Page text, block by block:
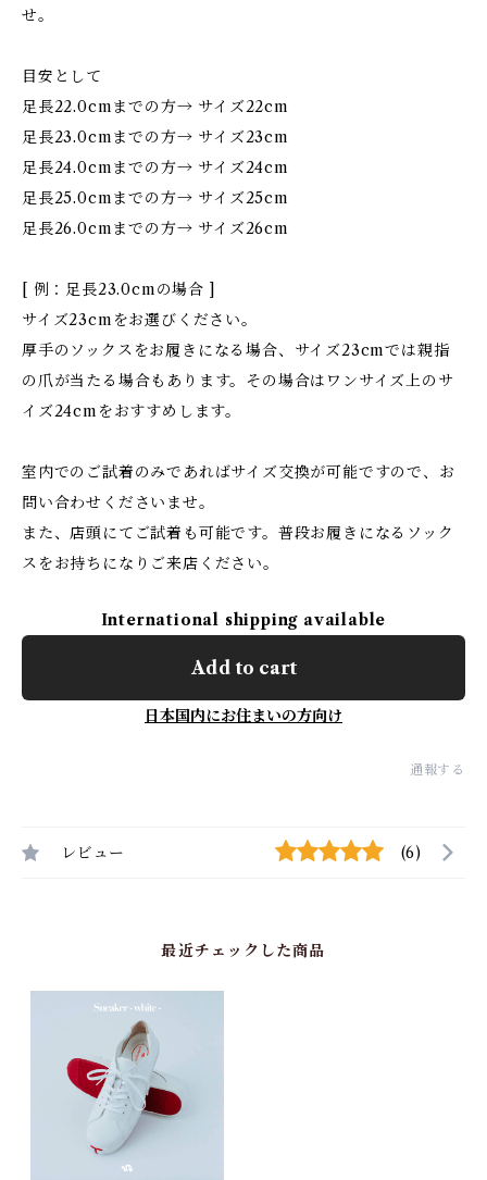
せ。
目安として
足長22.0cmまでの方→ サイズ22cm
足長23.0cmまでの方→ サイズ23cm
足長24.0cmまでの方→ サイズ24cm
足長25.0cmまでの方→ サイズ25cm
足長26.0cmまでの方→ サイズ26cm
[ 例：足長23.0cmの場合 ]
サイズ23cmをお選びください。
厚手のソックスをお履きになる場合、サイズ23cmでは親指
の爪が当たる場合もあります。その場合はワンサイズ上のサ
イズ24cmをおすすめします。
室内でのご試着のみであればサイズ交換が可能ですので、お
問い合わせくださいませ。
また、店頭にてご試着も可能です。普段お履きになるソック
スをお持ちになりご来店ください。
International shipping available
Add to cart
日本国内にお住まいの方向け
通報する
レビュー (6)
最近チェックした商品